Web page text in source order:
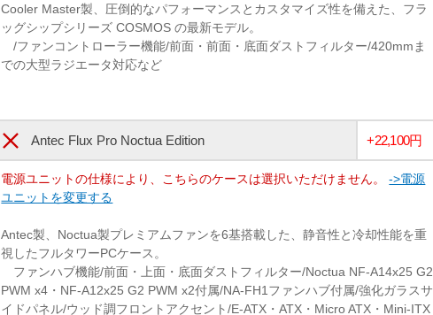
Cooler Master製、圧倒的なパフォーマンスとカスタマイズ性を備えた、フラ
ッグシップシリーズ COSMOS の最新モデル。
/ファンコントローラー機能/前面・前面・底面ダストフィルター/420mmま
での大型ラジエータ対応など
Antec Flux Pro Noctua Edition +22,100円
電源ユニットの仕様により、こちらのケースは選択いただけません。->電源
ユニットを変更する
Antec製、Noctua製プレミアムファンを6基搭載した、静音性と冷却性能を重
視したフルタワーPCケース。
ファンハブ機能/前面・上面・底面ダストフィルター/Noctua NF-A14x25 G2
PWM x4・NF-A12x25 G2 PWM x2付属/NA-FH1ファンハブ付属/強化ガラスサ
イドパネル/ウッド調フロントアクセント/E-ATX・ATX・Micro ATX・Mini-ITX